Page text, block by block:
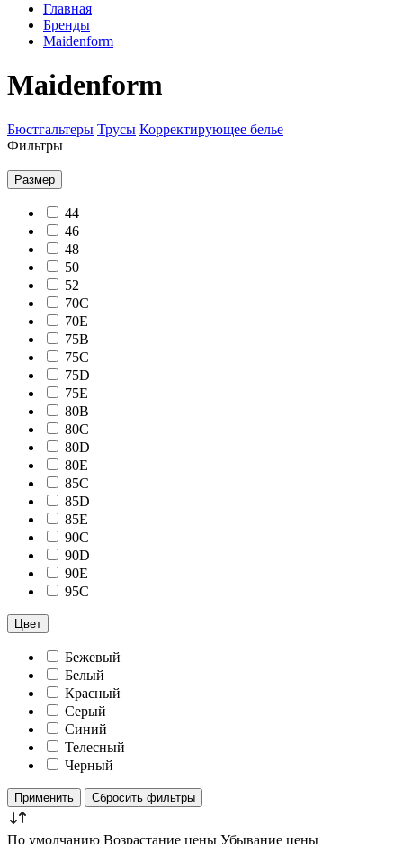
Главная
Бренды
Maidenform
Maidenform
Бюстгальтеры Трусы Корректирующее белье
Фильтры
Размер
44
46
48
50
52
70C
70E
75B
75C
75D
75E
80B
80C
80D
80E
85C
85D
85E
90C
90D
90E
95C
Цвет
Бежевый
Белый
Красный
Серый
Синий
Телесный
Черный
Применить Сбросить фильтры
По умолчанию Возрастание цены Убывание цены